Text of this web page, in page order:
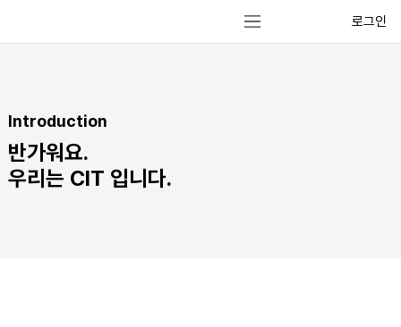
로그인
Introduction
반가워요.
우리는 CIT 입니다.